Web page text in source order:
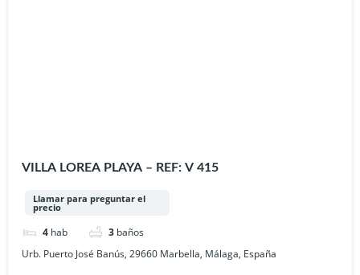
VILLA LOREA PLAYA – REF: V 415
Llamar para preguntar el
precio
4 hab 3 baños
Urb. Puerto José Banús, 29660 Marbella, Málaga, España